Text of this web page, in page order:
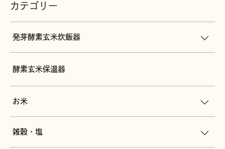
カテゴリー
発芽酵素玄米炊飯器
酵素玄米保温器
お米
雑穀・塩